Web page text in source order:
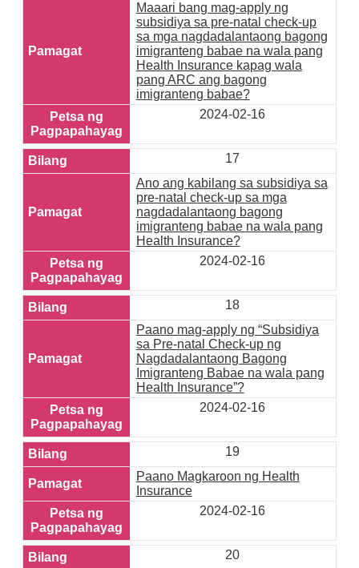
Maaari bang mag-apply ng
subsidiya sa pre-natal check-up
sa mga nagdadalantaong bagong
imigranteng babae na wala pang
Health Insurance kapag wala
pang ARC ang bagong
imigranteng babae?
2024-02-16
17
Ano ang kabilang sa subsidiya sa
pre-natal check-up sa mga
nagdadalantaong bagong
imigranteng babae na wala pang
Health Insurance?
2024-02-16
18
Paano mag-apply ng “Subsidiya
sa Pre-natal Check-up ng
Nagdadalantaong Bagong
Imigranteng Babae na wala pang
Health Insurance”?
2024-02-16
19
Paano Magkaroon ng Health
Insurance
2024-02-16
20